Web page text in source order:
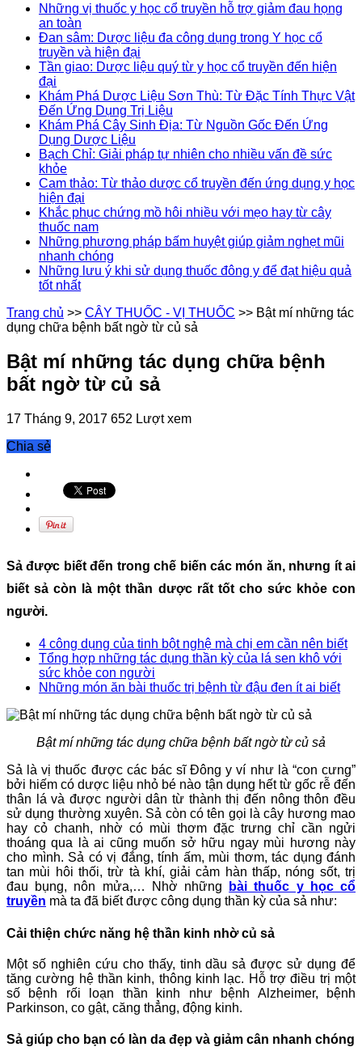
Những vị thuốc y học cổ truyền hỗ trợ giảm đau họng
an toàn
Đan sâm: Dược liệu đa công dụng trong Y học cổ
truyền và hiện đại
Tần giao: Dược liệu quý từ y học cổ truyền đến hiện
đại
Khám Phá Dược Liệu Sơn Thù: Từ Đặc Tính Thực Vật
Đến Ứng Dụng Trị Liệu
Khám Phá Cây Sinh Địa: Từ Nguồn Gốc Đến Ứng
Dụng Dược Liệu
Bạch Chỉ: Giải pháp tự nhiên cho nhiều vấn đề sức
khỏe
Cam thảo: Từ thảo dược cổ truyền đến ứng dụng y học
hiện đại
Khắc phục chứng mồ hôi nhiều với mẹo hay từ cây
thuốc nam
Những phương pháp bấm huyệt giúp giảm nghẹt mũi
nhanh chóng
Những lưu ý khi sử dụng thuốc đông y để đạt hiệu quả
tốt nhất
Trang chủ >> CÂY THUỐC - VỊ THUỐC >> Bật mí những tác
dụng chữa bệnh bất ngờ từ củ sả
Bật mí những tác dụng chữa bệnh
bất ngờ từ củ sả
17 Tháng 9, 2017 652 Lượt xem
Chia sẻ
Sả được biết đến trong chế biến các món ăn, nhưng ít ai
biết sả còn là một thần dược rất tốt cho sức khỏe con
người.
4 công dụng của tinh bột nghệ mà chị em cần nên biết
Tổng hợp những tác dụng thần kỳ của lá sen khô với
sức khỏe con người
Những món ăn bài thuốc trị bệnh từ đậu đen ít ai biết
Bật mí những tác dụng chữa bệnh bất ngờ từ củ sả
Sả là vị thuốc được các bác sĩ Đông y ví như là “con cưng”
bởi hiếm có dược liệu nhỏ bé nào tận dụng hết từ gốc rễ đến
thân lá và được người dân từ thành thị đến nông thôn đều
sử dụng thường xuyên. Sả còn có tên gọi là cây hương mao
hay cỏ chanh, nhờ có mùi thơm đặc trưng chỉ cần ngửi
thoáng qua là ai cũng muốn sở hữu ngay mùi hương này
cho mình. Sả có vị đắng, tính ấm, mùi thơm, tác dụng đánh
tan mùi hôi thối, trừ tà khí, giải cảm hàn thấp, nóng sốt, trị
đau bụng, nôn mửa,… Nhờ những
bài thuốc y học cổ
truyền mà ta đã biết được công dụng thần kỳ của sả như:
Cải thiện chức năng hệ thần kinh nhờ củ sả
Một số nghiên cứu cho thấy, tinh dầu sả được sử dụng để
tăng cường hệ thần kinh, thông kinh lạc. Hỗ trợ điều trị một
số bệnh rối loạn thần kinh như bệnh Alzheimer, bệnh
Parkinson, co gật, căng thẳng, động kinh.
Sả giúp cho bạn có làn da đẹp và giảm cân nhanh chóng